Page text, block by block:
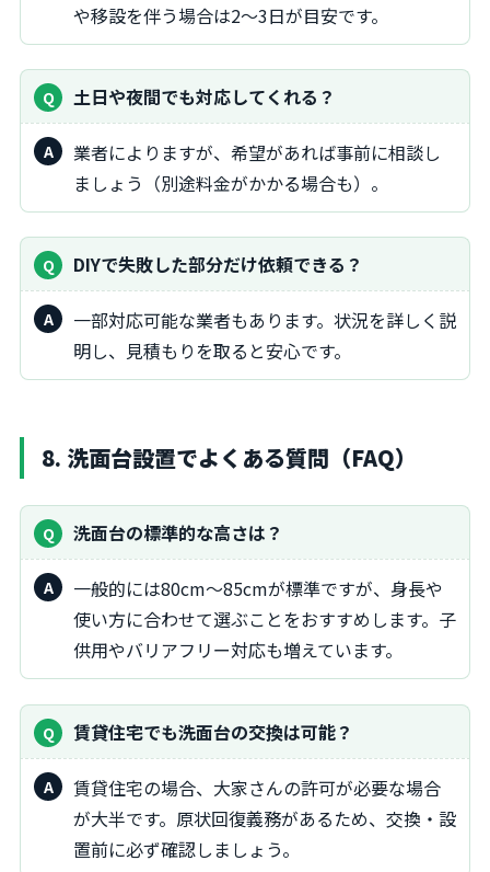
や移設を伴う場合は2～3日が目安です。
土日や夜間でも対応してくれる？
業者によりますが、希望があれば事前に相談し
ましょう（別途料金がかかる場合も）。
DIYで失敗した部分だけ依頼できる？
一部対応可能な業者もあります。状況を詳しく説
明し、見積もりを取ると安心です。
8. 洗面台設置でよくある質問（FAQ）
洗面台の標準的な高さは？
一般的には80cm～85cmが標準ですが、身長や
使い方に合わせて選ぶことをおすすめします。子
供用やバリアフリー対応も増えています。
賃貸住宅でも洗面台の交換は可能？
賃貸住宅の場合、大家さんの許可が必要な場合
が大半です。原状回復義務があるため、交換・設
置前に必ず確認しましょう。